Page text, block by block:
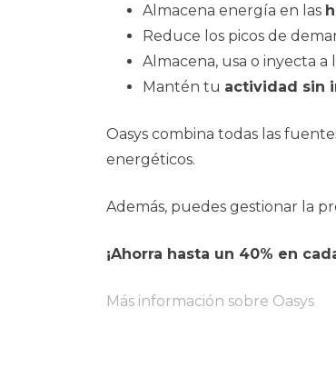
Almacena energía en las
Reduce los picos de
Almacena, usa o inyecta a
Mantén tu actividad sin
Oasys combina todas las
energéticos.
Además, puedes gestionar la
¡Ahorra hasta un 40% en
Más información sobre Oasys